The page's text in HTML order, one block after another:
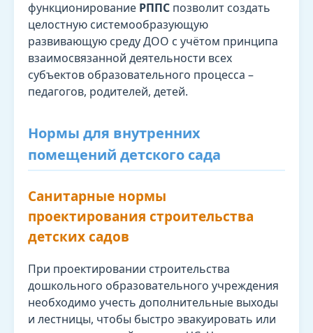
функционирование РППС позволит создать
целостную системообразующую
развивающую среду ДОО с учётом принципа
взаимосвязанной деятельности всех
субъектов образовательного процесса –
педагогов, родителей, детей.
Нормы для внутренних
помещений детского сада
Санитарные нормы
проектирования строительства
детских садов
При проектировании строительства
дошкольного образовательного учреждения
необходимо учесть дополнительные выходы
и лестницы, чтобы быстро эвакуировать или